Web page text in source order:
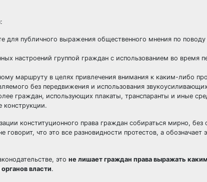
для публичного выражения общественного мнения по поводу
настроений группой граждан с использованием во время
маршруту в целях привлечения внимания к каким-либо
без передвижения и использования
граждан, использующих плакаты, транспаранты и иные
конструкции.
конституционного права граждан собираться мирно, без
что это все разновидности протестов, а обозначает
это не лишает граждан права выражать
власти.